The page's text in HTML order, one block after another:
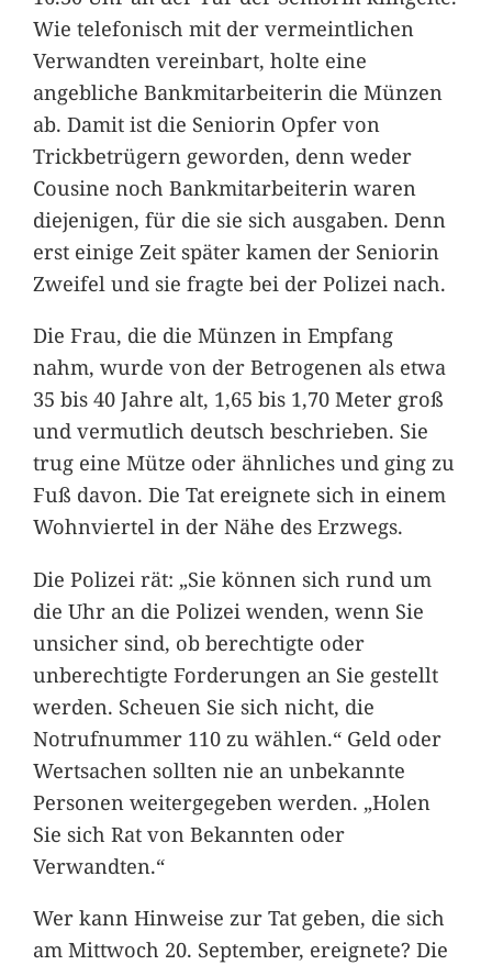
Wie telefonisch mit der vermeintlichen
Verwandten vereinbart, holte eine
angebliche Bankmitarbeiterin die Münzen
ab. Damit ist die Seniorin Opfer von
Trickbetrügern geworden, denn weder
Cousine noch Bankmitarbeiterin waren
diejenigen, für die sie sich ausgaben. Denn
erst einige Zeit später kamen der Seniorin
Zweifel und sie fragte bei der Polizei nach.
Die Frau, die die Münzen in Empfang
nahm, wurde von der Betrogenen als etwa
35 bis 40 Jahre alt, 1,65 bis 1,70 Meter groß
und vermutlich deutsch beschrieben. Sie
trug eine Mütze oder ähnliches und ging zu
Fuß davon. Die Tat ereignete sich in einem
Wohnviertel in der Nähe des Erzwegs.
Die Polizei rät: „Sie können sich rund um
die Uhr an die Polizei wenden, wenn Sie
unsicher sind, ob berechtigte oder
unberechtigte Forderungen an Sie gestellt
werden. Scheuen Sie sich nicht, die
Notrufnummer 110 zu wählen.“ Geld oder
Wertsachen sollten nie an unbekannte
Personen weitergegeben werden. „Holen
Sie sich Rat von Bekannten oder
Verwandten.“
Wer kann Hinweise zur Tat geben, die sich
am Mittwoch 20. September, ereignete? Die